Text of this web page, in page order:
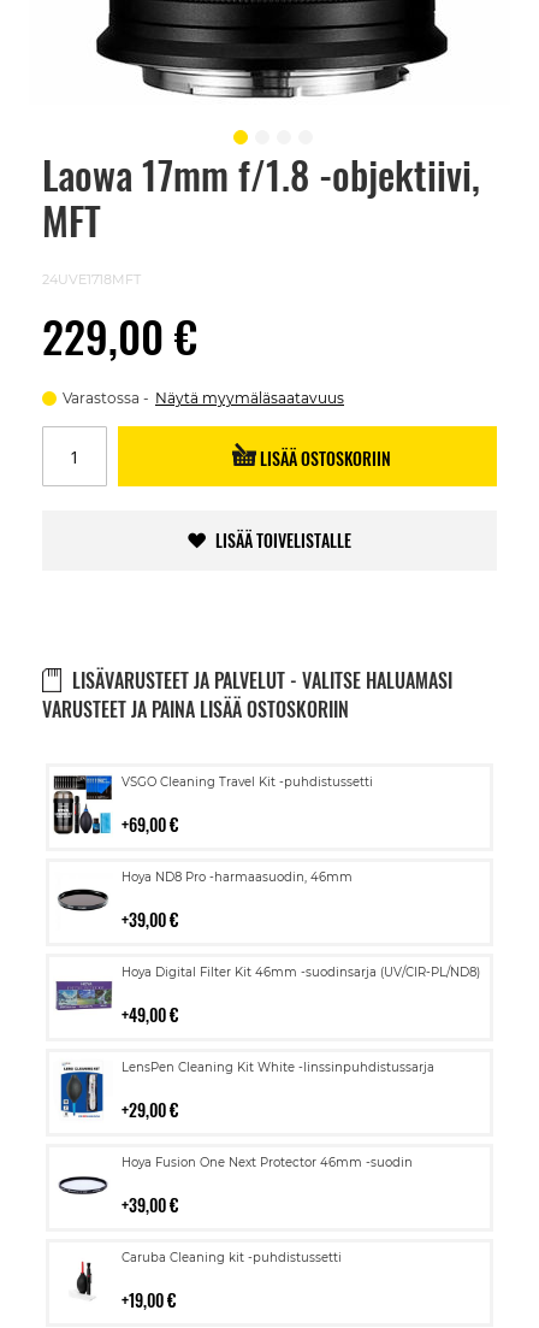
Laowa 17mm f/1.8 -objektiivi,
MFT
24UVE1718MFT
229,00 €
Varastossa Näytä myymäläsaatavuus
LISÄÄ OSTOSKORIIN
LISÄÄ TOIVELISTALLE
LISÄVARUSTEET JA PALVELUT - VALITSE HALUAMASI
VARUSTEET JA PAINA LISÄÄ OSTOSKORIIN
VSGO Cleaning Travel Kit -puhdistussetti
69,00 €
Lisää
Hoya ND8 Pro -harmaasuodin, 46mm
39,00 €
Lisää
Hoya Digital Filter Kit 46mm -suodinsarja (UV/CIR-PL/ND8)
49,00 €
Lisää
LensPen Cleaning Kit White -linssinpuhdistussarja
29,00 €
Lisää
Hoya Fusion One Next Protector 46mm -suodin
39,00 €
Lisää
Caruba Cleaning kit -puhdistussetti
19,00 €
Lisää
Skip
beginning
images